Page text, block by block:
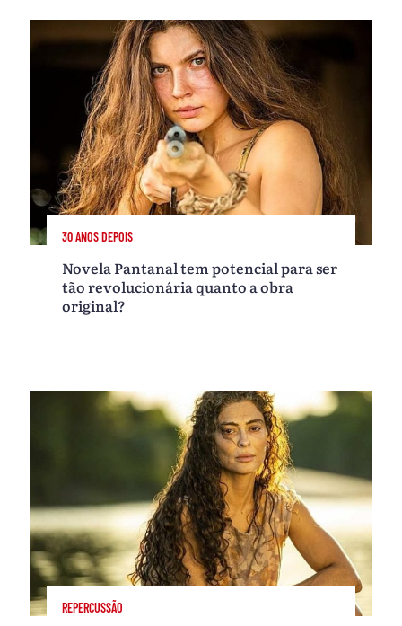
30 ANOS DEPOIS
Novela Pantanal tem potencial para ser
tão revolucionária quanto a obra
original?
REPERCUSSÃO